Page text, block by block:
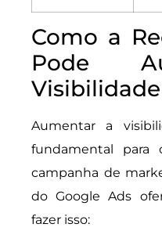
Como a
Pode
Visibilidade
Aumentar a
fundamental para
campanha de
do Google Ads
fazer isso: